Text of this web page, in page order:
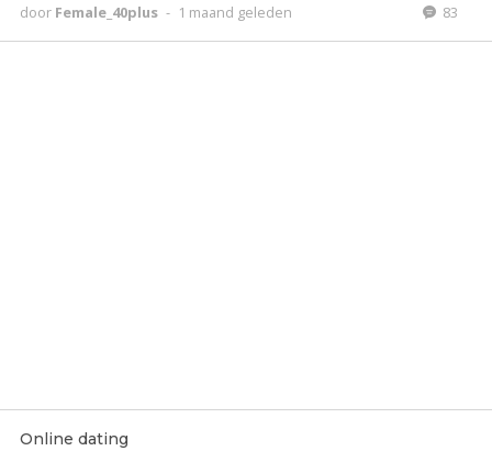
door Female_40plus - 1 maand geleden 83
Online dating